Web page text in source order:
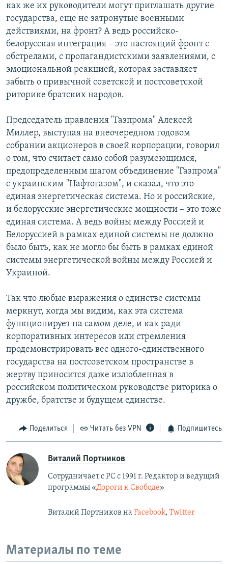
как же их руководители могут приглашать другие
государства, еще не затронутые военными
действиями, на фронт? А ведь российско-
белорусская интеграция – это настоящий фронт с
обстрелами, с пропагандистскими заявлениями, с
эмоциональной реакцией, которая заставляет
забыть о привычной советской и постсоветской
риторике братских народов.
Председатель правления "Газпрома" Алексей
Миллер, выступая на внеочередном годовом
собрании акционеров в своей корпорации, говорил
о том, что считает само собой разумеющимся,
предопределенным шагом объединение "Газпрома"
с украинским "Нафтогазом", и сказал, что это
единая энергетическая система. Но и российские,
и белорусские энергетические мощности – это тоже
единая система. А ведь войны между Россией и
Белоруссией в рамках единой системы не должно
было быть, как не могло бы быть в рамках единой
системы энергетической войны между Россией и
Украиной.
Так что любые выражения о единстве системы
меркнут, когда мы видим, как эта система
функционирует на самом деле, и как ради
корпоративных интересов или стремления
продемонстрировать вес одного-единственного
государства на постсоветском пространстве в
жертву приносится даже излюбленная в
российском политическом руководстве риторика о
дружбе, братстве и будущем единстве.
Поделиться Читать без VPN Подпишитесь
Виталий Портников
Сотрудничает с РС с 1991 г. Редактор и ведущий
программы «Дороги к Свободе»
Виталий Портников на Facebook, Twitter
Материалы по теме